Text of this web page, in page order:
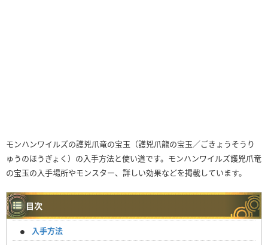
モンハンワイルズの護兇爪竜の宝玉（護兇爪龍の宝玉／ごきょうそうり
ゅうのほうぎょく）の入手方法と使い道です。モンハンワイルズ護兇爪竜
の宝玉の入手場所やモンスター、詳しい効果などを掲載しています。
目次
入手方法